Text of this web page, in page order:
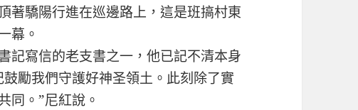
驕陽行進在巡邊路上，這是班搞村東
幕。
寫信的老支書之一，他已記不清本身
勵我們守護好神圣領土。此刻除了實
同。”尼紅說。